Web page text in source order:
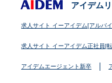
アイデム
求人サイト イーアイデム[アルバ
求人サイト イーアイデム正社員[
アイデムエージェント新卒